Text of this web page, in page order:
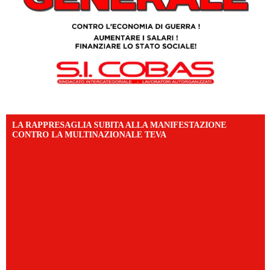
LA RAPPRESAGLIA SUBITA ALLA MANIFESTAZIONE
CONTRO LA MULTINAZIONALE TEVA